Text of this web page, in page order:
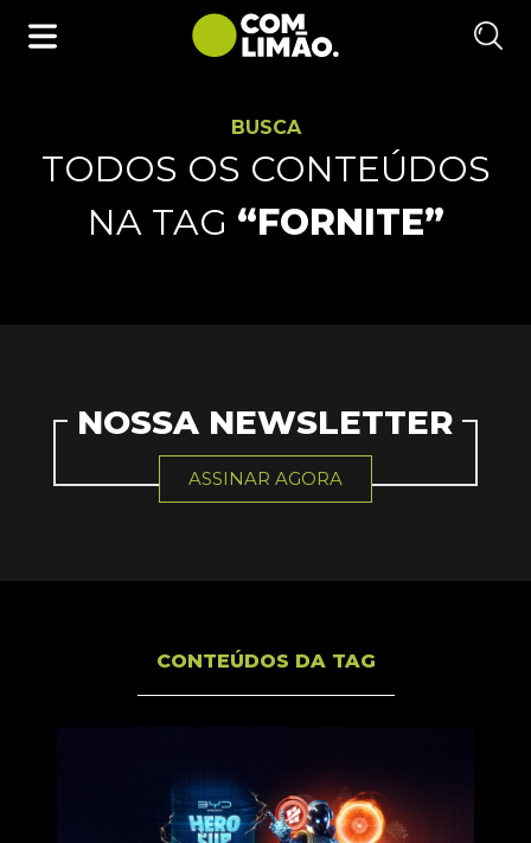
BUSCA
TODOS OS CONTEÚDOS
NA TAG “FORNITE”
NOSSA NEWSLETTER
ASSINAR AGORA
CONTEÚDOS DA TAG